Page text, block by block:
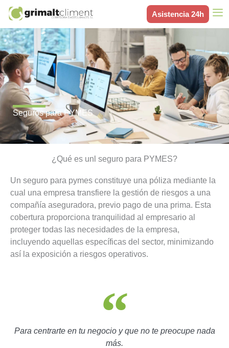
contenido
Asistencia 24h
Seguros para PYMES
¿Qué es unl seguro para PYMES?
Un seguro para pymes constituye una póliza mediante la
cual una empresa transfiere la gestión de riesgos a una
compañía aseguradora, previo pago de una prima. Esta
cobertura proporciona tranquilidad al empresario al
proteger todas las necesidades de la empresa,
incluyendo aquellas específicas del sector, minimizando
así la exposición a riesgos operativos.
Para centrarte en tu negocio y que no te preocupe nada
más.